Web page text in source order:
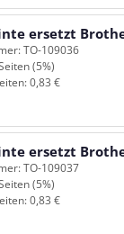
ersetzt
TO-109036
(5%)
0,83 €
ersetzt
TO-109037
(5%)
0,83 €